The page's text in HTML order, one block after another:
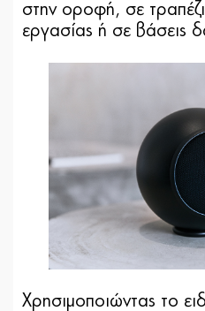
στην οροφή, σε
εργασίας ή σε βάσεις
Χρησιμοποιώντας το